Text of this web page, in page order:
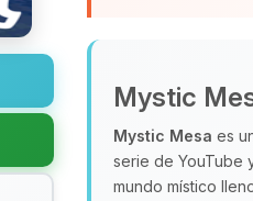
Mystic
Mystic Mesa es
serie de YouTube
mundo místico